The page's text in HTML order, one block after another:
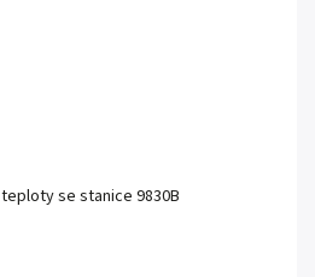
se stanice 9830B